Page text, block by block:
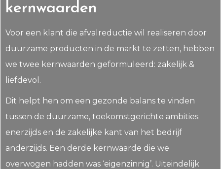
kernwaarden
Voor een klant die afvalreductie wil realiseren door
duurzame producten in de markt te zetten, hebben
we twee kernwaarden geformuleerd: zakelijk &
liefdevol.
Dit helpt hen om een gezonde balans te vinden
tussen de duurzame, toekomstgerichte ambities
enerzijds en de zakelijke kant van het bedrijf
anderzijds. Een derde kernwaarde die we
overwogen hadden was ‘eigenzinnig’. Uiteindelijk